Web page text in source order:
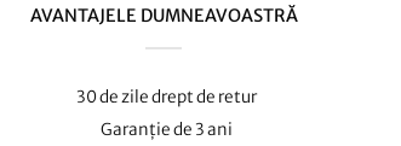
singure
fost:
390,00
349,00
€.
AVANTAJELE DUMNEAVOASTRĂ
30 de zile drept de retur
Garanție de 3 ani